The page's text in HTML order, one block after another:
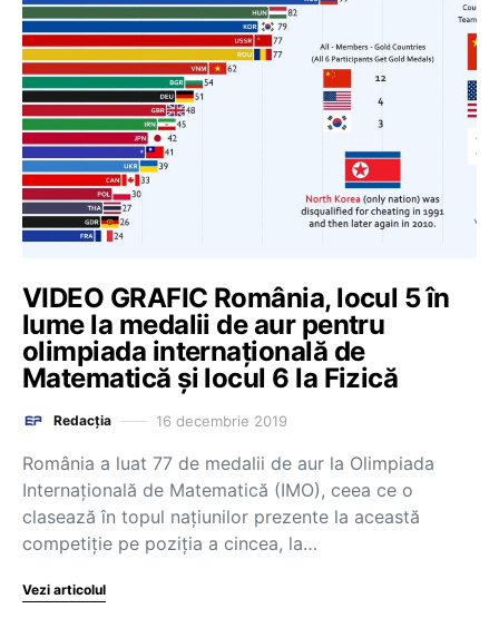
VIDEO GRAFIC România, locul 5 în
lume la medalii de aur pentru
olimpiada internațională de
Matematică și locul 6 la Fizică
Redacția 16 decembrie 2019
România a luat 77 de medalii de aur la Olimpiada
Internațională de Matematică (IMO), ceea ce o
clasează în topul națiunilor prezente la această
competiție pe poziția a cincea, la…
Vezi articolul